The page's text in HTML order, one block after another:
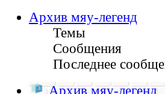
Архив мяу-легенд
Темы
Сообщения
Последнее
Архив мяу-легенд